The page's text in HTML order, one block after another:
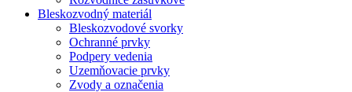
Bleskozvodný materiál
Bleskozvodové svorky
Ochranné prvky
Podpery vedenia
Uzemňovacie prvky
Zvody a označenia